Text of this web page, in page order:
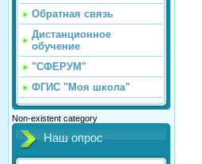
Обратная связь
Дистанционное
обучение
"СФЕРУМ"
ФГИС "Моя школа"
Non-existent category
Наш опрос